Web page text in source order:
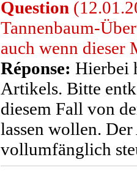
Question
Tannenbaum-
auch wenn dieser
Réponse: Hierbei
Artikels. Bitte
diesem Fall von
lassen wollen.
vollumfänglich